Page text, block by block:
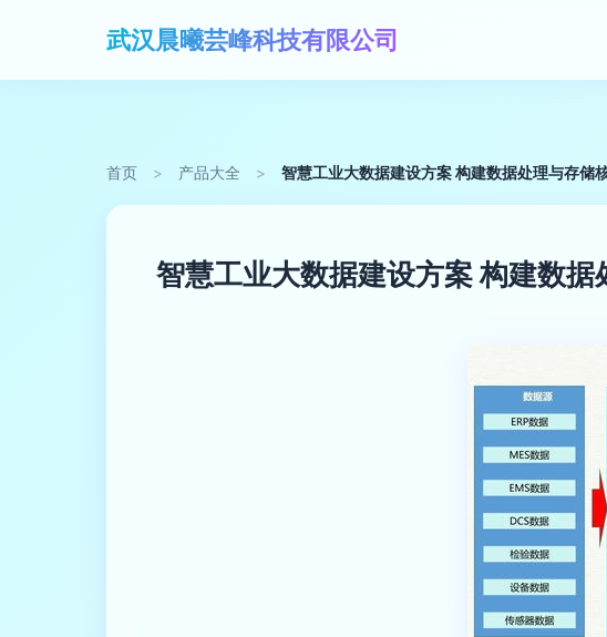
武汉晨曦芸峰科技有限公司
首页 > 产品大全 > 智慧工业大数据建设方案 构建数据处理与存储
智慧工业大数据建设方案 构建数